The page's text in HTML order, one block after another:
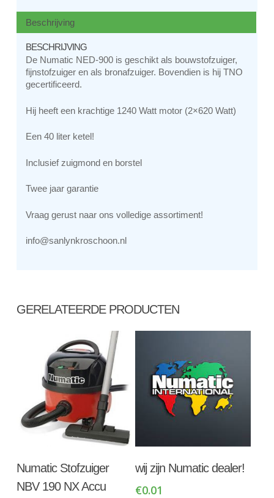
Beschrijving
BESCHRIJVING
De Numatic NED-900 is geschikt als bouwstofzuiger,
fijnstofzuiger en als bronafzuiger. Bovendien is hij TNO
gecertificeerd.
Hij heeft een krachtige 1240 Watt motor (2×620 Watt)
Een 40 liter ketel!
Inclusief zuigmond en borstel
Twee jaar garantie
Vraag gerust naar ons volledige assortiment!
info@sanlynkroschoon.nl
GERELATEERDE PRODUCTEN
Winkelwagen
Numatic Stofzuiger
NBV 190 NX Accu
Winkelwagen
wij zijn Numatic dealer!
€0.01